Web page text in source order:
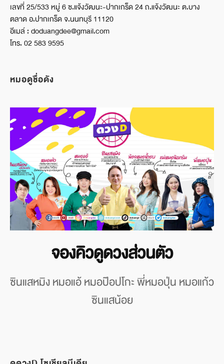
เลขที่ 25/533 หมู่ 6 ซ.แจ้งวัฒนะ-ปากเกร็ด 24 ถ.แจ้งวัฒนะ ต.บาง
ตลาด อ.ปากเกร็ด จ.นนทบุรี 11120
อีเมล์ : doduangdee@gmail.com
โทร. 02 583 9595
หมอดูชื่อดัง
จองคิวดูดวงส่วนตัว
ซินแสหมิง หมอแอ้ หมอป๊อปโกะ พี่หมอปุ่น หมอแก้ว
ซินแสน้อย